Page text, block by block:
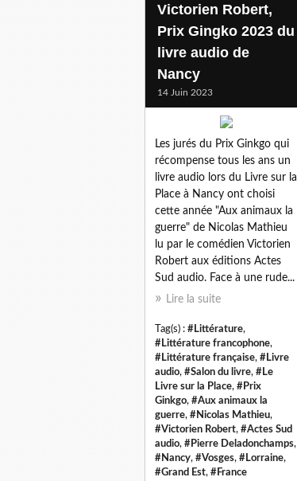
Victorien Robert,
Prix Gingko 2023 du
livre audio de
Nancy
14 Juin 2023
Les jurés du Prix Ginkgo qui
récompense tous les ans un
livre audio lors du Livre sur la
Place à Nancy ont choisi
cette année "Aux animaux la
guerre" de Nicolas Mathieu
lu par le comédien Victorien
Robert aux éditions Actes
Sud audio. Face à une rude...
Lire la suite
Tag(s) : #Littérature,
#Littérature francophone,
#Littérature française, #Livre
audio, #Salon du livre, #Le
Livre sur la Place, #Prix
Ginkgo, #Aux animaux la
guerre, #Nicolas Mathieu,
#Victorien Robert, #Actes Sud
audio, #Pierre Deladonchamps,
#Nancy, #Vosges, #Lorraine,
#Grand Est, #France